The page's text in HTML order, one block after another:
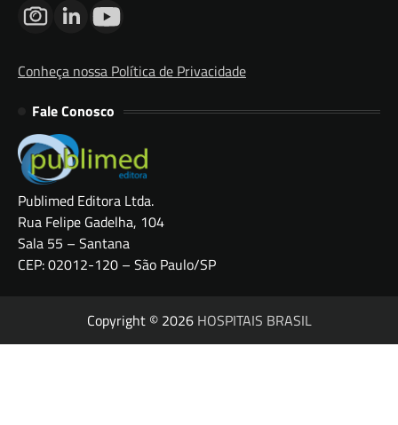
Conheça nossa Política de Privacidade
Fale Conosco
Publimed Editora Ltda.
Rua Felipe Gadelha, 104
Sala 55 – Santana
CEP: 02012-120 – São Paulo/SP
Copyright © 2026 HOSPITAIS BRASIL